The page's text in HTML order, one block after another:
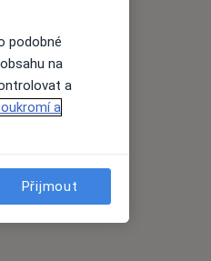
podobné
na
a
a
Přijmout